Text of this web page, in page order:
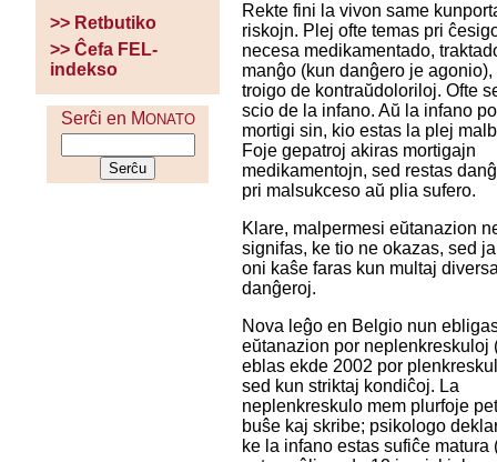
>> Retbutiko
>> Ĉefa FEL-
indekso
Serĉi en MONATO
Rekte fini la vivon same
riskojn. Plej ofte temas pri
necesa medikamentado,
manĝo (kun danĝero je agonio),
troigo de kontraŭdoloriloj. Ofte
scio de la infano. Aŭ la infano
mortigi sin, kio estas la plej
Foje gepatroj akiras mortigajn
medikamentojn, sed restas
pri malsukceso aŭ plia sufero.
Klare, malpermesi eŭtanazion
signifas, ke tio ne okazas, sed
oni kaŝe faras kun multaj
danĝeroj.
Nova leĝo en Belgio nun
eŭtanazion por neplenkreskuloj
eblas ekde 2002 por
sed kun striktaj kondiĉoj. La
neplenkreskulo mem plurfoje
buŝe kaj skribe; psikologo
ke la infano estas sufiĉe matura